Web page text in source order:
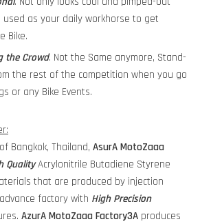
used as your daily workhorse to get
Bike.
the Crowd. Not the Same anymore, Stand-
the rest of the competition when you go
or any Bike Events.
Bangkok, Thailand, AsurA MotoZaaa
QualityAcrylonitrile Butadiene Styrene
that are produced by injection
factory with High Precision
AzurA MotoZaaa Factory3A produces